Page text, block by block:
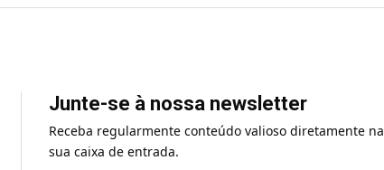
Junte-se à nossa newsletter
Receba regularmente conteúdo valioso diretamente na
sua caixa de entrada.